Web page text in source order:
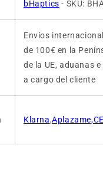
bHaptics - SKU:
Envíos
de 100€ en la
de la UE, aduanas
a cargo del cliente
Klarna,